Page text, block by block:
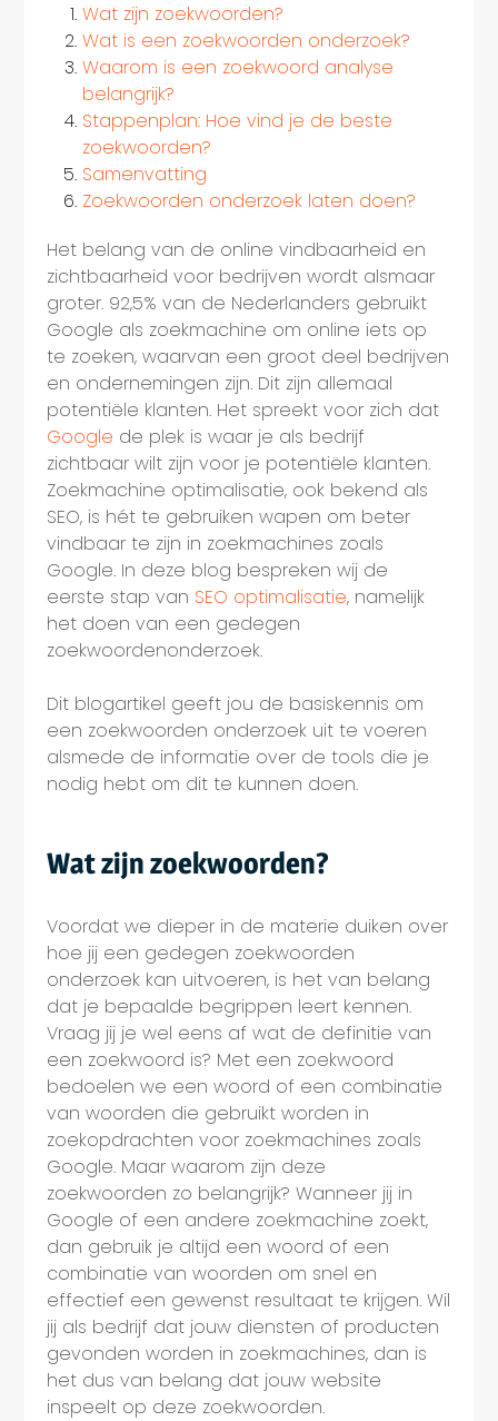
Wat zijn zoekwoorden?
Wat is een zoekwoorden onderzoek?
Waarom is een zoekwoord analyse
belangrijk?
Stappenplan: Hoe vind je de beste
zoekwoorden?
Samenvatting
Zoekwoorden onderzoek laten doen?
Het belang van de online vindbaarheid en
zichtbaarheid voor bedrijven wordt alsmaar
groter. 92,5% van de Nederlanders gebruikt
Google als zoekmachine om online iets op
te zoeken, waarvan een groot deel bedrijven
en ondernemingen zijn. Dit zijn allemaal
potentiële klanten. Het spreekt voor zich dat
Google de plek is waar je als bedrijf
zichtbaar wilt zijn voor je potentiële klanten.
Zoekmachine optimalisatie, ook bekend als
SEO, is hét te gebruiken wapen om beter
vindbaar te zijn in zoekmachines zoals
Google. In deze blog bespreken wij de
eerste stap van SEO optimalisatie, namelijk
het doen van een gedegen
zoekwoordenonderzoek.
Dit blogartikel geeft jou de basiskennis om
een zoekwoorden onderzoek uit te voeren
alsmede de informatie over de tools die je
nodig hebt om dit te kunnen doen.
Wat zijn zoekwoorden?
Voordat we dieper in de materie duiken over
hoe jij een gedegen zoekwoorden
onderzoek kan uitvoeren, is het van belang
dat je bepaalde begrippen leert kennen.
Vraag jij je wel eens af wat de definitie van
een zoekwoord is? Met een zoekwoord
bedoelen we een woord of een combinatie
van woorden die gebruikt worden in
zoekopdrachten voor zoekmachines zoals
Google. Maar waarom zijn deze
zoekwoorden zo belangrijk? Wanneer jij in
Google of een andere zoekmachine zoekt,
dan gebruik je altijd een woord of een
combinatie van woorden om snel en
effectief een gewenst resultaat te krijgen. Wil
jij als bedrijf dat jouw diensten of producten
gevonden worden in zoekmachines, dan is
het dus van belang dat jouw website
inspeelt op deze zoekwoorden.